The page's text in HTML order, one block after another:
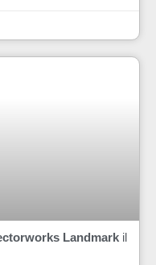
Landmark il